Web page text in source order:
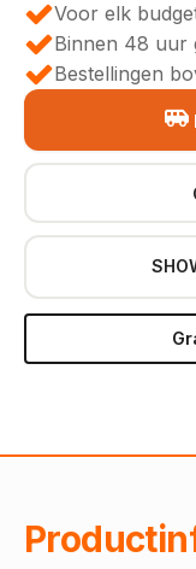
was:
€27,95.
is:
€25,95.
Voor elk
Binnen 48 uur
Bestellingen